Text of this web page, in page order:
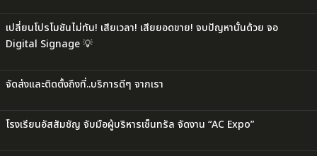
เปลี่ยนโปรโมชันไม่ทัน! เสียเวลา! เสียยอดขาย! จบปัญหานั้นด้วย จอ
Digital Signage 💡
จัดส่งและติดตั้งถึงที่..บริการดีๆ จากเรา
โรงเรียนอัสสัมชัญ จับมือผู้บริหารเซ็นทรัล จัดงาน “AC Expo”